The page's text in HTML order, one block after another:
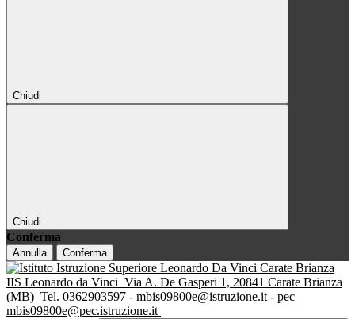
Chiudi
Chiudi
Conferma
Annulla Conferma
IIS Leonardo da Vinci Via A. De Gasperi 1, 20841 Carate Brianza
(MB) Tel. 0362903597 - mbis09800e@istruzione.it - pec
mbis09800e@pec.istruzione.it